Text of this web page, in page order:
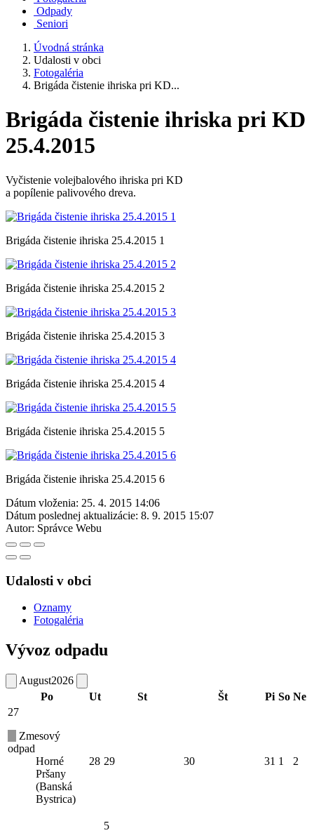
Odpady
Seniori
Úvodná stránka
Udalosti v obci
Fotogaléria
Brigáda čistenie ihriska pri KD...
Brigáda čistenie ihriska pri KD
25.4.2015
Vyčistenie volejbalového ihriska pri KD
a popílenie palivového dreva.
Brigáda čistenie ihriska 25.4.2015 1
Brigáda čistenie ihriska 25.4.2015 2
Brigáda čistenie ihriska 25.4.2015 3
Brigáda čistenie ihriska 25.4.2015 4
Brigáda čistenie ihriska 25.4.2015 5
Brigáda čistenie ihriska 25.4.2015 6
Dátum vloženia: 25. 4. 2015 14:06
Dátum poslednej aktualizácie: 8. 9. 2015 15:07
Autor: Správce Webu
Udalosti v obci
Oznamy
Fotogaléria
Vývoz odpadu
August2026
Po
Ut St Št Pi So Ne
27
Zmesový
odpad
Horné
Pršany
(Banská
Bystrica)
28 29 30 31 1 2
5